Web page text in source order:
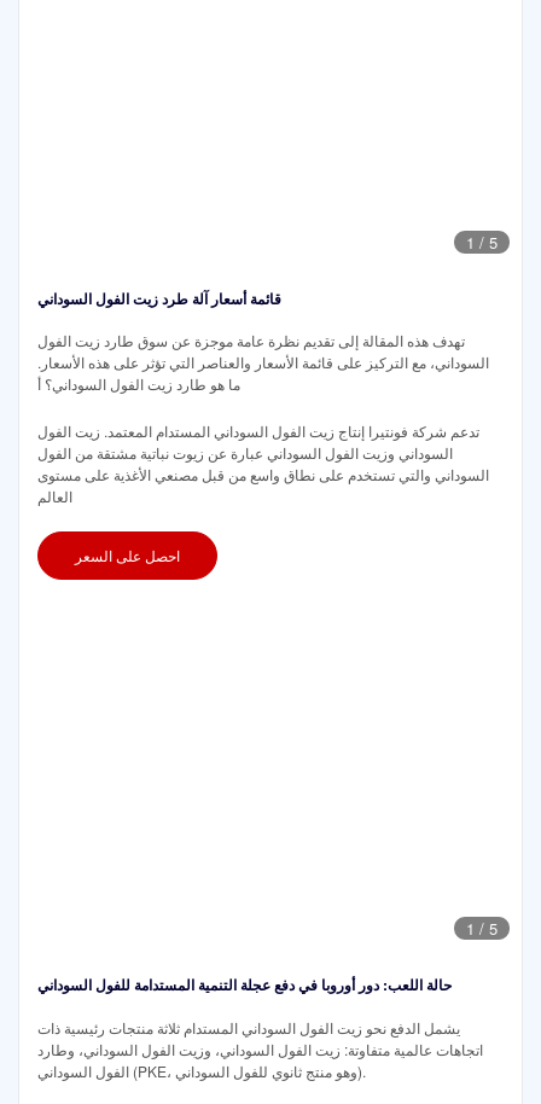
1 / 5
قائمة أسعار آلة طرد زيت الفول السوداني
تهدف هذه المقالة إلى تقديم نظرة عامة موجزة عن سوق طارد زيت الفول
السوداني، مع التركيز على قائمة الأسعار والعناصر التي تؤثر على هذه الأسعار.
ما هو طارد زيت الفول السوداني؟ أ
تدعم شركة فونتيرا إنتاج زيت الفول السوداني المستدام المعتمد. زيت الفول
السوداني وزيت الفول السوداني عبارة عن زيوت نباتية مشتقة من الفول
السوداني والتي تستخدم على نطاق واسع من قبل مصنعي الأغذية على مستوى
العالم
احصل على السعر
1 / 5
حالة اللعب: دور أوروبا في دفع عجلة التنمية المستدامة للفول السوداني
يشمل الدفع نحو زيت الفول السوداني المستدام ثلاثة منتجات رئيسية ذات
اتجاهات عالمية متفاوتة: زيت الفول السوداني، وزيت الفول السوداني، وطارد
الفول السوداني (PKE، وهو منتج ثانوي للفول السوداني).